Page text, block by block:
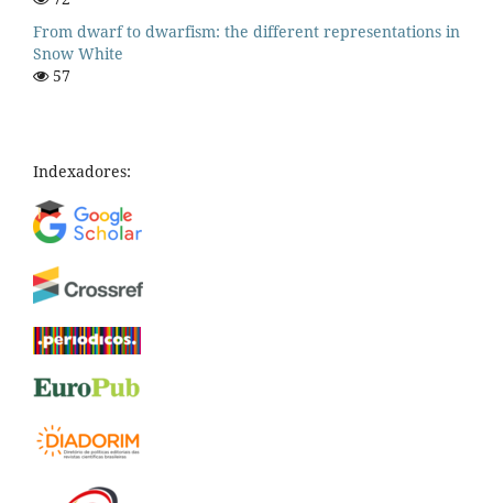
From dwarf to dwarfism: the different representations in
Snow White
57
Indexadores: